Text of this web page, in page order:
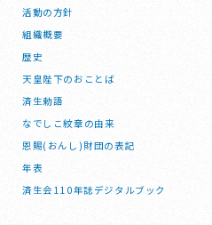
活動の方針
組織概要
歴史
天皇陛下のおことば
済生勅語
なでしこ紋章の由来
恩賜(おんし)財団の表記
年表
済生会110年誌デジタルブック